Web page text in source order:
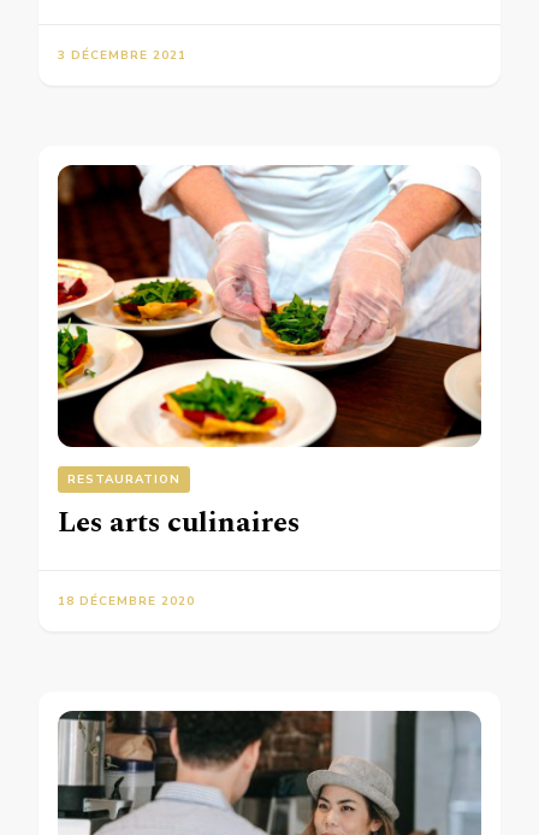
3 DÉCEMBRE 2021
RESTAURATION
Les arts culinaires
18 DÉCEMBRE 2020